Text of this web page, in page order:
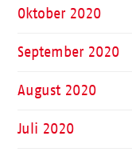
Oktober 2020
September 2020
August 2020
Juli 2020